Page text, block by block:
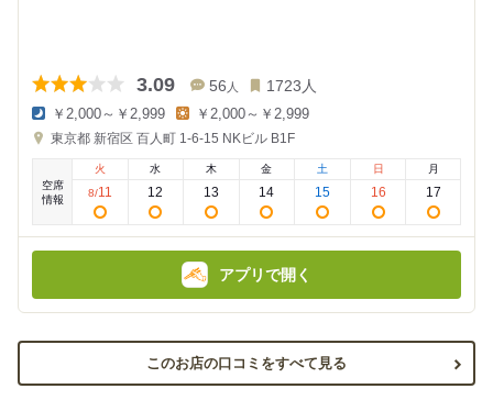
3.09 56 人 1723人
夜
の
額
￥2,000～￥2,999
昼
の
￥2,000～￥2,999
東京都 新宿区 百人町 1-6-15 NKビル B1F
空席
情報
火
8/11
水
12
木
13
金
14
土
15
日
16
月
17
アプリで開く
このお店の口コミをすべて見る